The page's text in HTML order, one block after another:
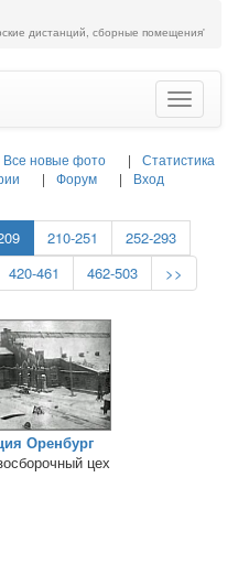
дистанций, сборные помещения'
Toggle
Все новые фото
Статистика
Форум Вход
210-251
252-293
420-461 462-503 >>
Оренбург
цех